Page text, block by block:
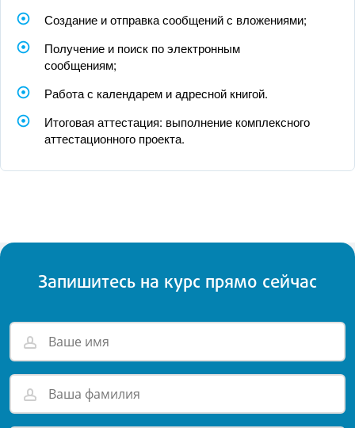
Создание и отправка сообщений с вложениями;
Получение и поиск по электронным
сообщениям;
Работа с календарем и адресной книгой.
Итоговая аттестация: выполнение комплексного
аттестационного проекта.
Запишитесь на курс прямо сейчас